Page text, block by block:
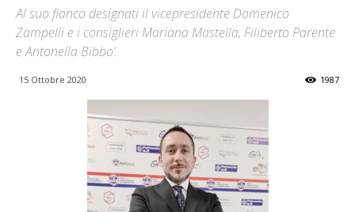
Al suo fianco designati il vicepresidente Domenico
Zampelli e i consiglieri Mariana Mastella, Filiberto Parente
e Antonella Bibbo’.
15 Ottobre 2020 1987